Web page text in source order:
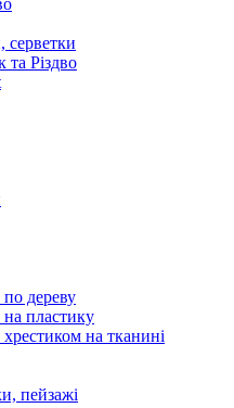
та Різдво
дереву
пластику
на тканині
пейзажі